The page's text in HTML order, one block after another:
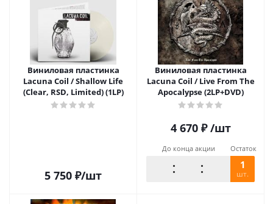
Виниловая пластинка
Lacuna Coil / Shallow Life
(Clear, RSD, Limited) (1LP)
5 750 ₽/шт
Виниловая пластинка
Lacuna Coil / Live From The
Apocalypse (2LP+DVD)
4 670₽ /шт
До конца акции Остаток
1
шт.